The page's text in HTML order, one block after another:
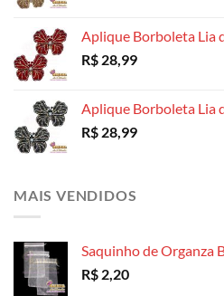
Aplique Borboleta Lia
R$ 28,99
Aplique Borboleta Lia
R$ 28,99
MAIS VENDIDOS
Saquinho de Organza
R$ 2,20